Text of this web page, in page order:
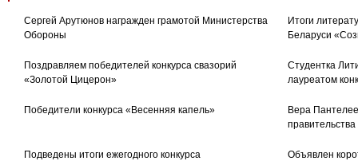
Сергей Арутюнов награжден грамотой Министерства
Обороны
Итоги
Беларуси
Поздравляем победителей конкурса свазорий
«Золотой Цицерон»
Студентка
лауреатом
Победители конкурса «Весенняя капель»
Вера
Подведены итоги ежегодного конкурса
Объявлен